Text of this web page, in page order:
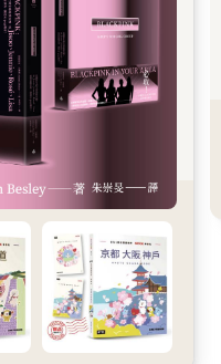
報紙（或手機的App）所
不會浪費時間，所以要讓
被誤用，好比會讓人不知
made）。主動句也可能
轉為主動語態，句意便會